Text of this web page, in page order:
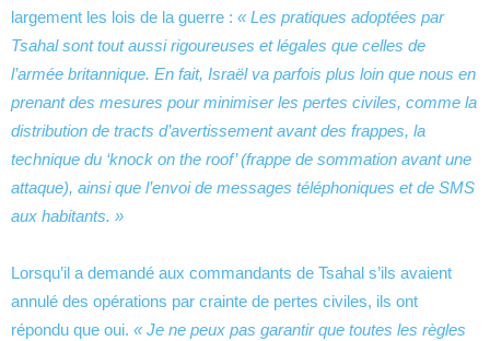
largement les lois de la guerre : « Les pratiques adoptées par
Tsahal sont tout aussi rigoureuses et légales que celles de
l’armée britannique. En fait, Israël va parfois plus loin que nous en
prenant des mesures pour minimiser les pertes civiles, comme la
distribution de tracts d’avertissement avant des frappes, la
technique du ‘knock on the roof’ (frappe de sommation avant une
attaque), ainsi que l’envoi de messages téléphoniques et de SMS
aux habitants. »
Lorsqu’il a demandé aux commandants de Tsahal s’ils avaient
annulé des opérations par crainte de pertes civiles, ils ont
répondu que oui. « Je ne peux pas garantir que toutes les règles